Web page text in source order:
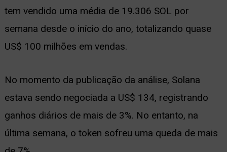
tem vendido uma média de 19.306 SOL por
semana desde o início do ano, totalizando quase
US$ 100 milhões em vendas.
No momento da publicação da análise, Solana
estava sendo negociada a US$ 134, registrando
ganhos diários de mais de 3%. No entanto, na
última semana, o token sofreu uma queda de mais